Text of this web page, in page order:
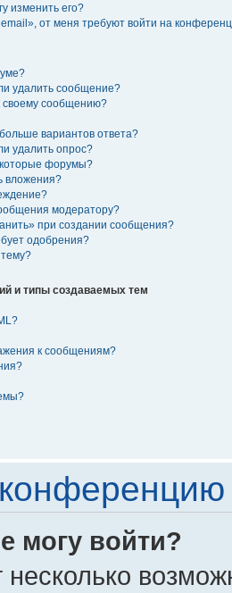
изменить его?
от меня требуют войти на
удалить сообщение?
своему сообщению?
вариантов ответа?
удалить опрос?
форумы?
вложения?
модератору?
при создании сообщения?
одобрения?
и типы создаваемых тем
к сообщениям?
могу войти?
несколько